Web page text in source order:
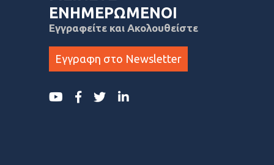
ΕΝΗΜΕΡΩΜΕΝΟΙ
Εγγραφείτε και Ακολουθείστε
Εγγραφη στο Newsletter